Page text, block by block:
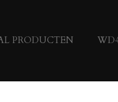
PRODUCTEN